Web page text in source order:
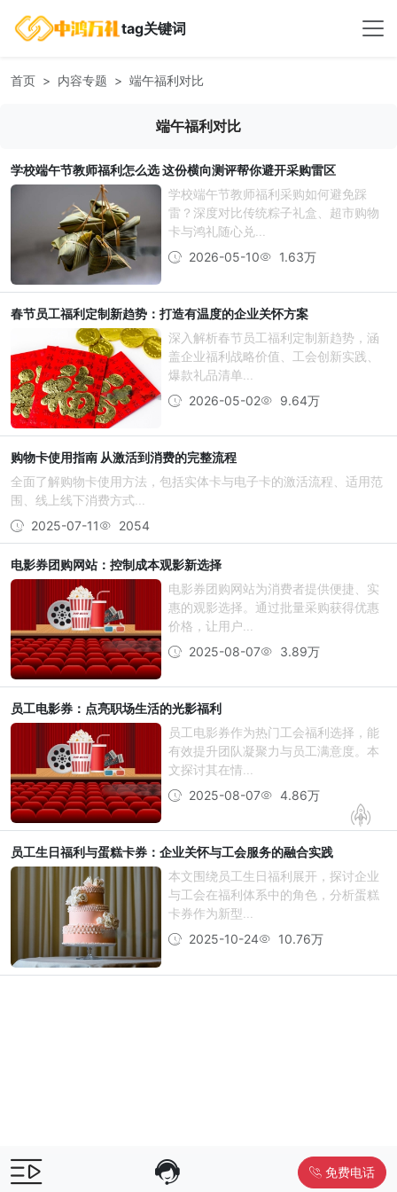
tag关键词
首页 内容专题 端午福利对比
端午福利对比
学校端午节教师福利怎么选 这份横向测评帮你避开采购雷区
学校端午节教师福利采购如何避免踩
雷？深度对比传统粽子礼盒、超市购物
卡与鸿礼随心兑...
2026-05-10
1.63万
春节员工福利定制新趋势：打造有温度的企业关怀方案
深入解析春节员工福利定制新趋势，涵
盖企业福利战略价值、工会创新实践、
爆款礼品清单...
2026-05-02
9.64万
购物卡使用指南 从激活到消费的完整流程
全面了解购物卡使用方法，包括实体卡与电子卡的激活流程、适用范
围、线上线下消费方式...
2025-07-11
2054
电影券团购网站：控制成本观影新选择
电影券团购网站为消费者提供便捷、实
惠的观影选择。通过批量采购获得优惠
价格，让用户...
2025-08-07
3.89万
员工电影券：点亮职场生活的光影福利
员工电影券作为热门工会福利选择，能
有效提升团队凝聚力与员工满意度。本
文探讨其在情...
2025-08-07
4.86万
员工生日福利与蛋糕卡券：企业关怀与工会服务的融合实践
本文围绕员工生日福利展开，探讨企业
与工会在福利体系中的角色，分析蛋糕
卡券作为新型...
2025-10-24
10.76万
免费电话